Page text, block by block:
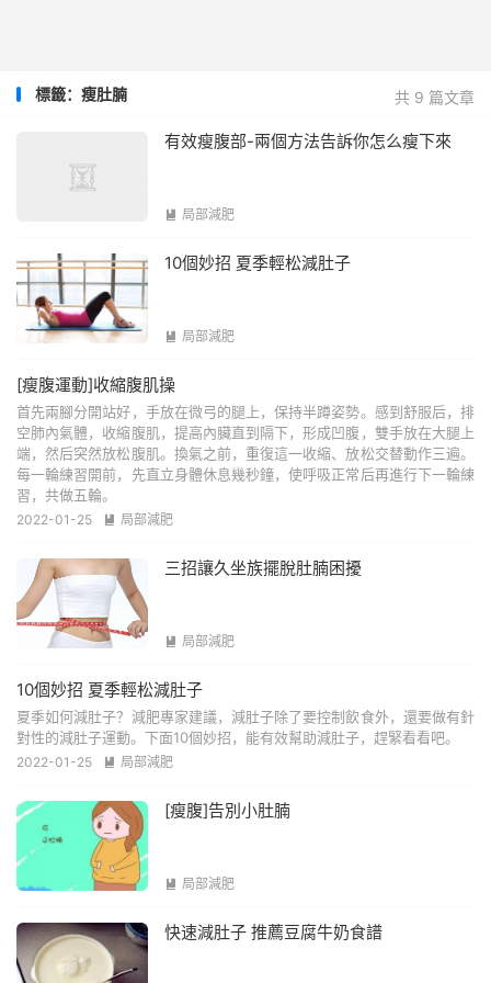
共 9 篇文章
標籤：瘦肚腩
有效瘦腹部-兩個方法告訴你怎么瘦下來
 局部減肥
10個妙招 夏季輕松減肚子
 局部減肥
[瘦腹運動]收縮腹肌操
首先兩腳分開站好，手放在微弓的腿上，保持半蹲姿勢。感到舒服后，排
空肺內氣體，收縮腹肌，提高內臟直到隔下，形成凹腹，雙手放在大腿上
端，然后突然放松腹肌。換氣之前，重復這一收縮、放松交替動作三遍。
每一輪練習開前，先直立身體休息幾秒鐘，使呼吸正常后再進行下一輪練
習，共做五輪。
2022-01-25  局部減肥
三招讓久坐族擺脫肚腩困擾
 局部減肥
10個妙招 夏季輕松減肚子
夏季如何減肚子？減肥專家建議，減肚子除了要控制飲食外，還要做有針
對性的減肚子運動。下面10個妙招，能有效幫助減肚子，趕緊看看吧。
2022-01-25  局部減肥
[瘦腹]告別小肚腩
 局部減肥
快速減肚子 推薦豆腐牛奶食譜